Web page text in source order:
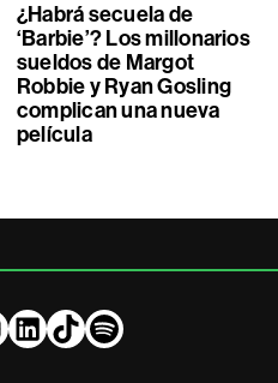
¿Habrá secuela de
‘Barbie’? Los millonarios
sueldos de Margot
Robbie y Ryan Gosling
complican una nueva
película